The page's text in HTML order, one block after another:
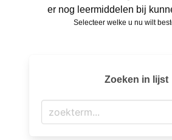
er nog leermiddelen bij
Selecteer welke u nu wilt
Zoeken in lijst